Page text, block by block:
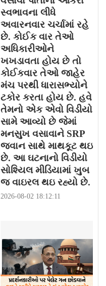
સ્વભાવના લીધે
અવારનવાર ચર્ચામાં રહે
છે. કોઈક વાર તેઓ
અધિકારીઓને
ખખડાવતા હોય છે તો
કોઈકવાર તેઓ જાહેર
મંચ પરથી ધારાસભ્યોને
ટકોર કરતા હોય છે. હવે
તેમનો એક એવો વિડીયો
સામે આવ્યો છે જેમાં
મનસુખ વસાવાને SRP
જવાન સાથે માથકૂટ થઇ
છે. આ ઘટનાનો વિડીયો
સોશ્યિલ મીડિયામાં ખુબ
જ વાઇરલ થઇ રહ્યો છે.
2026-08-02 18:12:11